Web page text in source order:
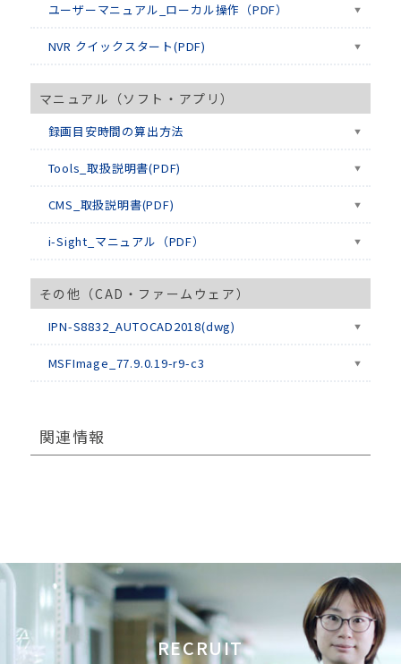
ユーザーマニュアル_ローカル操作（PDF）
NVR クイックスタート(PDF)
マニュアル（ソフト・アプリ）
録画目安時間の算出方法
Tools_取扱説明書(PDF)
CMS_取扱説明書(PDF)
i-Sight_マニュアル（PDF）
その他（CAD・ファームウェア）
IPN-S8832_AUTOCAD2018(dwg)
MSFImage_77.9.0.19-r9-c3
関連情報
RECRUIT